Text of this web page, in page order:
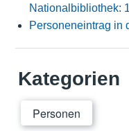
Nationalbibliothek:
Personeneintrag in
Kategorien
Personen